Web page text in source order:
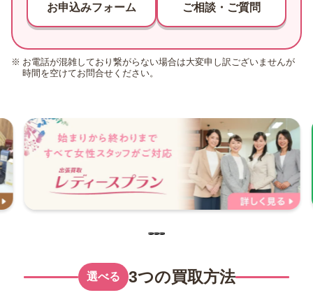
お申込みフォーム ご相談・ご質問
お電話が混雑しており繋がらない場合は大変申し訳ございませんが
時間を空けてお問合せください。
選べる 3つの買取方法